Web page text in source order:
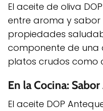
El aceite de oliva
entre aroma y sabor
propiedades
componente de una
platos crudos como
En la Cocina:
El aceite DOP